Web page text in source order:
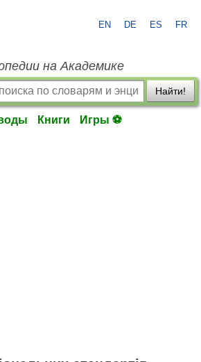
EN DE ES FR
на Академике
Найти!
Книги Игры ⚽